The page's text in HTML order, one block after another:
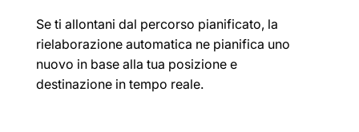
Se ti allontani dal percorso pianificato, la
rielaborazione automatica ne pianifica uno
nuovo in base alla tua posizione e
destinazione in tempo reale.